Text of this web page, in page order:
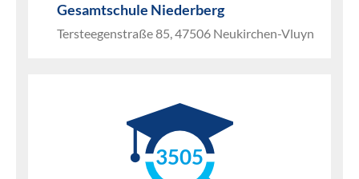
Gesamtschule Niederberg
Tersteegenstraße 85, 47506 Neukirchen-Vluyn
3505